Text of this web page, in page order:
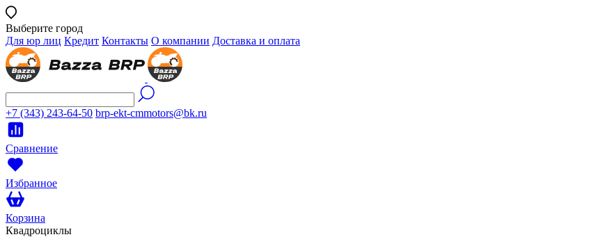
Выберите город
Для юр лиц Кредит Контакты О компании Доставка и оплата
+7 (343) 243-64-50 brp-ekt-cmmotors@bk.ru
Сравнение
Избранное
Корзина
Квадроциклы